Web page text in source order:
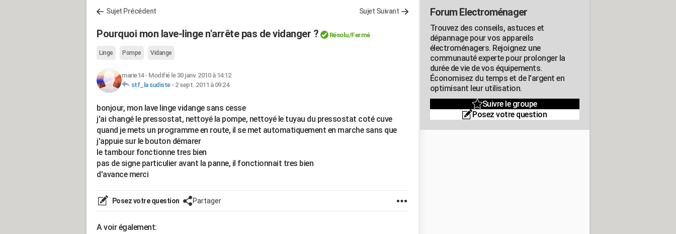
Sujet Précédent Sujet Suivant
Pourquoi mon lave-linge n'arrête pas de vidanger ? Résolu/Fermé
Linge Pompe Vidange
marie14- Modifié le 30 janv. 2010 à 14:12
stf_la sudiste- 2 sept. 2011 à 09:24
bonjour, mon lave linge vidange sans cesse
j'ai changé le pressostat, nettoyé la pompe, nettoyé le tuyau du pressostat coté cuve
quand je mets un programme en route, il se met automatiquement en marche sans que
j'appuie sur le bouton démarer
le tambour fonctionne tres bien
pas de signe particulier avant la panne, il fonctionnait tres bien
d'avance merci
Posez votre question Partager
A voir également:
Forum Electroménager
Trouvez des conseils, astuces et
dépannage pour vos appareils
électroménagers. Rejoignez une
communauté experte pour prolonger la
durée de vie de vos équipements.
Économisez du temps et de l'argent en
optimisant leur utilisation.
Suivre le groupe
Posez votre question